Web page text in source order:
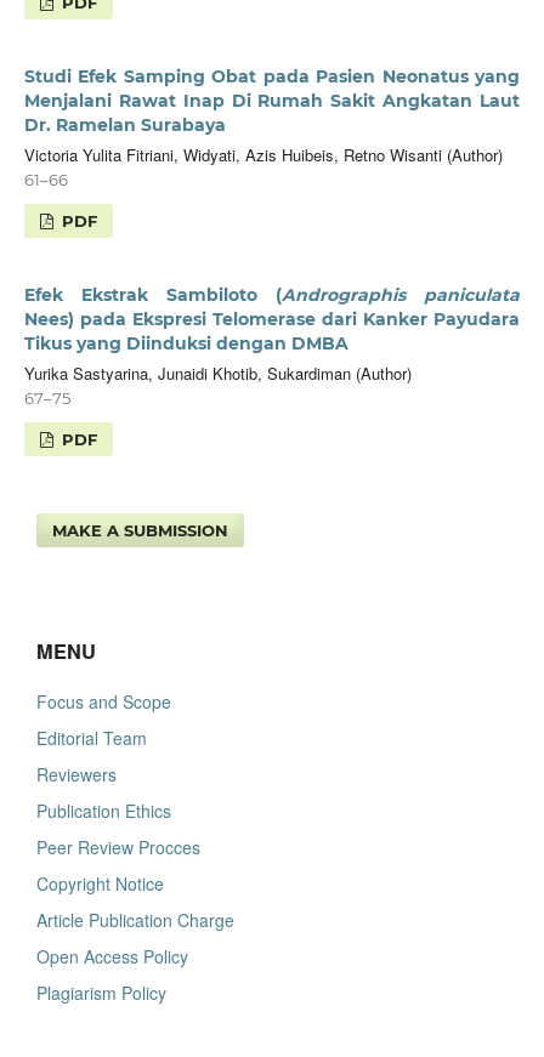
Studi Efek Samping Obat pada Pasien Neonatus yang
Menjalani Rawat Inap Di Rumah Sakit Angkatan Laut
Dr. Ramelan Surabaya
Victoria Yulita Fitriani, Widyati, Azis Huibeis, Retno Wisanti (Author)
61–66
PDF
Efek Ekstrak Sambiloto (Andrographis paniculata
Nees) pada Ekspresi Telomerase dari Kanker Payudara
Tikus yang Diinduksi dengan DMBA
Yurika Sastyarina, Junaidi Khotib, Sukardiman (Author)
67–75
PDF
MAKE A SUBMISSION
MENU
Focus and Scope
Editorial Team
Reviewers
Publication Ethics
Peer Review Procces
Copyright Notice
Article Publication Charge
Open Access Policy
Plagiarism Policy